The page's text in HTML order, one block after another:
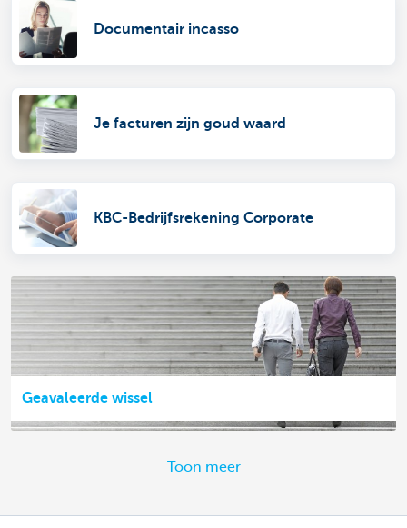
Documentair incasso
Je facturen zijn goud waard
KBC-Bedrijfsrekening Corporate
Geavaleerde wissel
Toon meer